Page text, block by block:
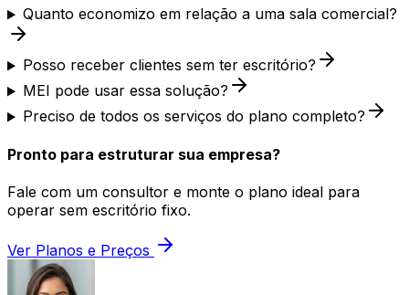
Quanto economizo em relação a uma sala comercial?
Posso receber clientes sem ter escritório?
MEI pode usar essa solução?
Preciso de todos os serviços do plano completo?
Pronto para estruturar sua empresa?
Fale com um consultor e monte o plano ideal para
operar sem escritório fixo.
Ver Planos e Preços